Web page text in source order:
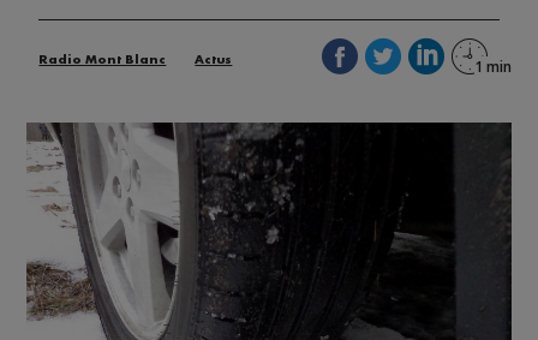
Radio Mont Blanc Actus